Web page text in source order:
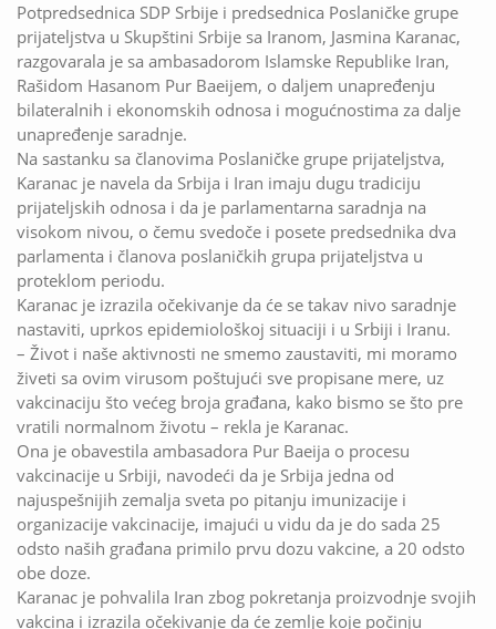
Potpredsednica SDP Srbije i predsednica Poslaničke grupe
prijateljstva u Skupštini Srbije sa Iranom, Jasmina Karanac,
razgovarala je sa ambasadorom Islamske Republike Iran,
Rašidom Hasanom Pur Baeijem, o daljem unapređenju
bilateralnih i ekonomskih odnosa i mogućnostima za dalje
unapređenje saradnje.
Na sastanku sa članovima Poslaničke grupe prijateljstva,
Karanac je navela da Srbija i Iran imaju dugu tradiciju
prijateljskih odnosa i da je parlamentarna saradnja na
visokom nivou, o čemu svedoče i posete predsednika dva
parlamenta i članova poslaničkih grupa prijateljstva u
proteklom periodu.
Karanac je izrazila očekivanje da će se takav nivo saradnje
nastaviti, uprkos epidemiološkoj situaciji i u Srbiji i Iranu.
– Život i naše aktivnosti ne smemo zaustaviti, mi moramo
živeti sa ovim virusom poštujući sve propisane mere, uz
vakcinaciju što većeg broja građana, kako bismo se što pre
vratili normalnom životu – rekla je Karanac.
Ona je obavestila ambasadora Pur Baeija o procesu
vakcinacije u Srbiji, navodeći da je Srbija jedna od
najuspešnijih zemalja sveta po pitanju imunizacije i
organizacije vakcinacije, imajući u vidu da je do sada 25
odsto naših građana primilo prvu dozu vakcine, a 20 odsto
obe doze.
Karanac je pohvalila Iran zbog pokretanja proizvodnje svojih
vakcina i izrazila očekivanje da će zemlje koje počinju